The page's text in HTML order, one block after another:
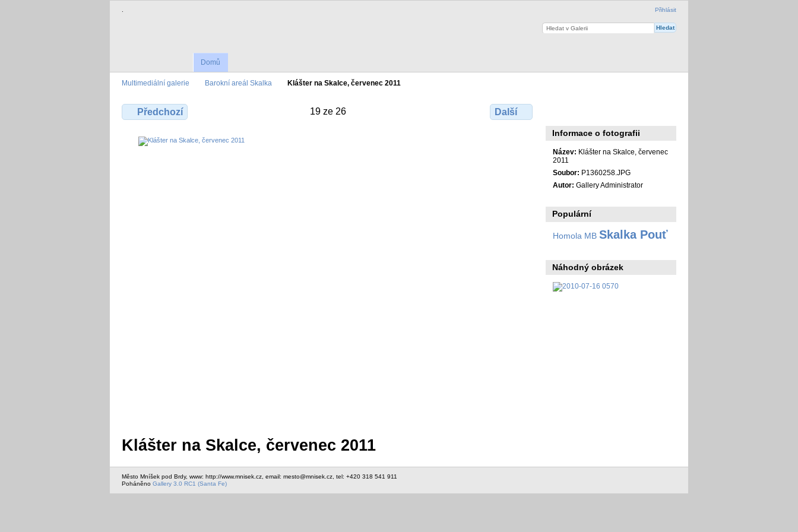
. Přihlásit
Domů
Multimediální galerie Barokní areál Skalka Klášter na Skalce, červenec 2011
Předchozí 19 ze 26 Další
Klášter na Skalce, červenec 2011
Informace o fotografii
Název: Klášter na Skalce, červenec
2011
Soubor: P1360258.JPG
Autor: Gallery Administrator
Populární
Homola MB Skalka Pouť
Náhodný obrázek
Město Mníšek pod Brdy, www: http://www.mnisek.cz, email: mesto@mnisek.cz, tel: +420 318 541 911
Poháněno Gallery 3.0 RC1 (Santa Fe)